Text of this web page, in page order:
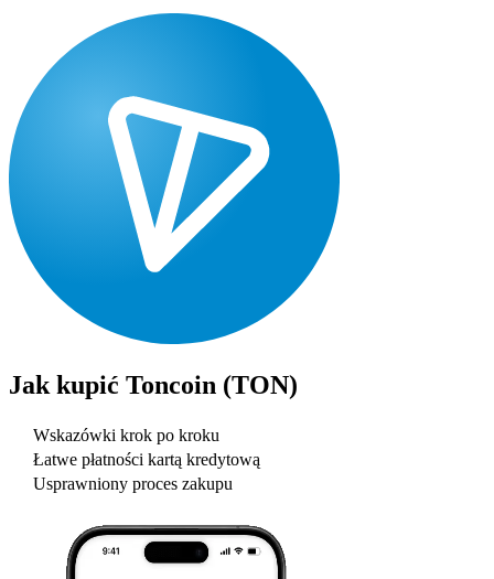
Jak kupić Toncoin (TON)
Wskazówki krok po kroku
Łatwe płatności kartą kredytową
Usprawniony proces zakupu